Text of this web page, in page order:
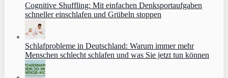
Cognitive Shuffling: Mit einfachen Denksportaufgaben
schneller einschlafen und Grübeln stoppen
Schlafprobleme in Deutschland: Warum immer mehr
Menschen schlecht schlafen und was Sie jetzt tun können